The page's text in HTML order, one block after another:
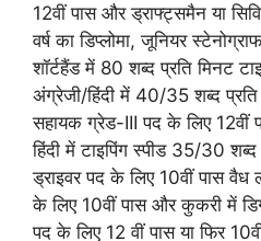
12वीं पास और ड्राफ्ट्समैन या
वर्ष का डिप्लोमा, जूनियर
शॉर्टहैंड में 80 शब्द प्रति मिनट
अंग्रेजी/हिंदी में 40/35 शब्द प्रति
सहायक ग्रेड-III पद के लिए 12वीं
हिंदी में टाइपिंग स्पीड 35/30 शब्द
ड्राइवर पद के लिए 10वीं पास वैध
के लिए 10वीं पास और कुकरी में
पद के लिए 12 वीं पास या फिर